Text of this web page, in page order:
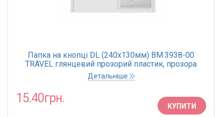
Папка на кнопці DL (240х130мм) BM.3938-00
TRAVEL глянцевий прозорий пластик, прозора
(1/6/240)
Детальніше
15.40грн.
КУПИТИ